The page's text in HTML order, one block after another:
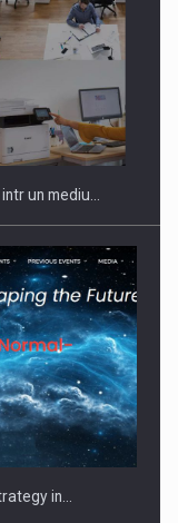
noilor
Demand
un mediu…
in…